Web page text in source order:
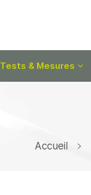
Tests & Mesures
Accueil